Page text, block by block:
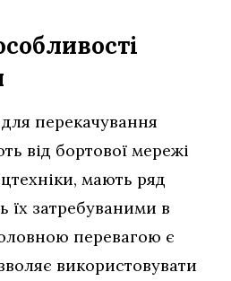
перекачування
від бортової мережі
мають ряд
їх затребуваними в
перевагою є
використовувати